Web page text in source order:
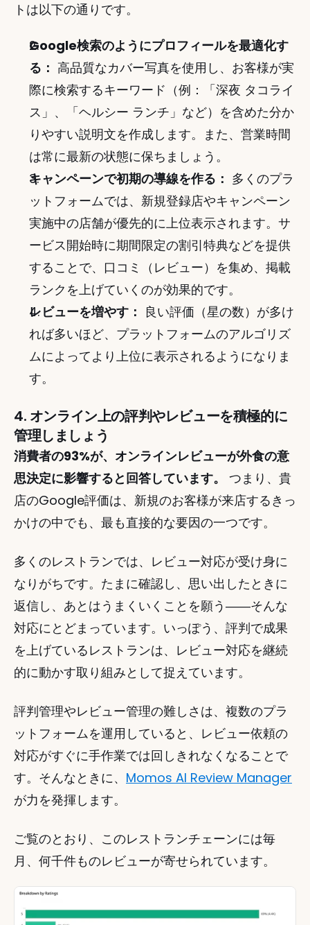
トは以下の通りです。
Google検索のようにプロフィールを最適化す
る： 高品質なカバー写真を使用し、お客様が実
際に検索するキーワード（例：「深夜 タコライ
ス」、「ヘルシー ランチ」など）を含めた分か
りやすい説明文を作成します。また、営業時間
は常に最新の状態に保ちましょう。
キャンペーンで初期の導線を作る： 多くのプラ
ットフォームでは、新規登録店やキャンペーン
実施中の店舗が優先的に上位表示されます。サ
ービス開始時に期間限定の割引特典などを提供
することで、口コミ（レビュー）を集め、掲載
ランクを上げていくのが効果的です。
レビューを増やす： 良い評価（星の数）が多け
れば多いほど、プラットフォームのアルゴリズ
ムによってより上位に表示されるようになりま
す。
4. オンライン上の評判やレビューを積極的に
管理しましょう
消費者の93%が、オンラインレビューが外食の意
思決定に影響すると回答しています。
つまり、貴
店のGoogle評価は、新規のお客様が来店するきっ
かけの中でも、最も直接的な要因の一つです。
多くのレストランでは、レビュー対応が受け身に
なりがちです。たまに確認し、思い出したときに
返信し、あとはうまくいくことを願う――そんな
対応にとどまっています。いっぽう、評判で成果
を上げているレストランは、レビュー対応を継続
的に動かす取り組みとして捉えています。
評判管理やレビュー管理の難しさは、複数のプラ
ットフォームを運用していると、レビュー依頼の
対応がすぐに手作業では回しきれなくなることで
す。そんなときに、 Momos AI Review Manager
が力を発揮します。
ご覧のとおり、このレストランチェーンには毎
月、何千件ものレビューが寄せられています。